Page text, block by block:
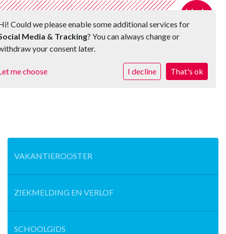
VAKANTIEROOSTER
ZIEKMELDING EN VERLOF
SCHOOLGIDS
Could we please enable some additional services for
Media & Tracking? You can always change or
your consent later.
me choose I decline That's ok